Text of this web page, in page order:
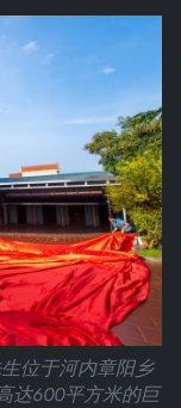
位于河内章阳乡
达600平方米的巨